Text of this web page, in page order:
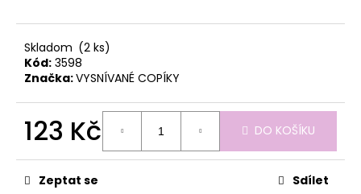
Skladom (2 ks)
Kód: 3598
Značka:VYSNÍVANÉ COPÍKY
123 Kč
cena:
DO KOŠÍKU
Zeptat se Sdílet
D
o
p
o
u